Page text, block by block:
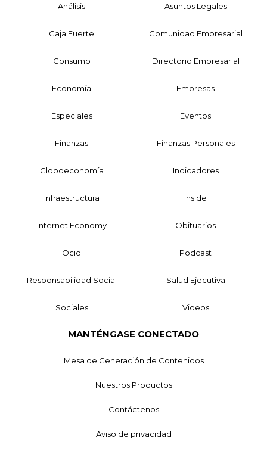
Análisis Asuntos Legales
Caja Fuerte Comunidad Empresarial
Consumo Directorio Empresarial
Economía Empresas
Especiales Eventos
Finanzas Finanzas Personales
Globoeconomía Indicadores
Infraestructura Inside
Internet Economy Obituarios
Ocio Podcast
Responsabilidad Social Salud Ejecutiva
Sociales Videos
MANTÉNGASE CONECTADO
Mesa de Generación de Contenidos
Nuestros Productos
Contáctenos
Aviso de privacidad